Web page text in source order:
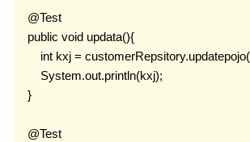
    @Test
    public void updata(){
int kxj =
        System.out.println(kxj);
    }
    @Test